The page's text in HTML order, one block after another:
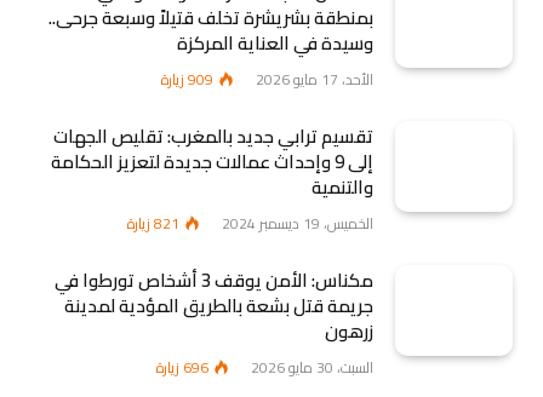
بمنطقة بشريشرة تخلف قتيلاً وسبعة جرحى..
وسيدة في العناية المركزة
الأحد، 17 مايو 2026 909زيارة
تقسيم ترابي جديد بالمغرب: تقليص الجهات
إلى 9 وإحداث عمالات جديدة لتعزيز الحكامة
والتنمية
الخميس، 19 ديسمبر 2024 821زيارة
مكناس: الأمن يوقف 3 أشخاص تورطوا في
جريمة قتل بشعة بالطريق المؤدية لمدينة
زرهون
السبت، 30 مايو 2026 696 زيارة